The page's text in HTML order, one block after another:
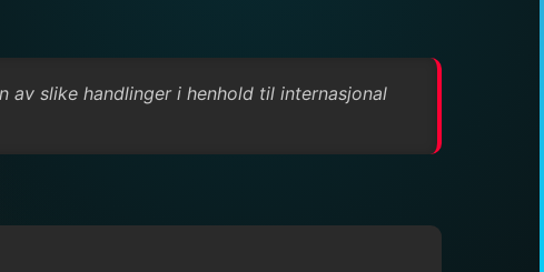
av slike handlinger i henhold til internasjonal